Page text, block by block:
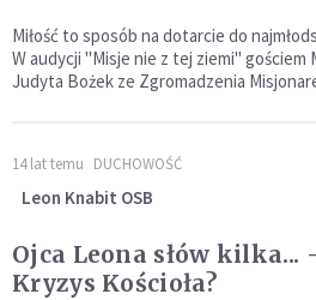
Miłość to sposób na dotarcie do
W audycji "Misje nie z tej ziemi" gościem
Judyta Bożek ze Zgromadzenia
14 lat temu DUCHOWOŚĆ
Leon Knabit OSB
Ojca Leona słów kilka...
Kryzys Kościoła?